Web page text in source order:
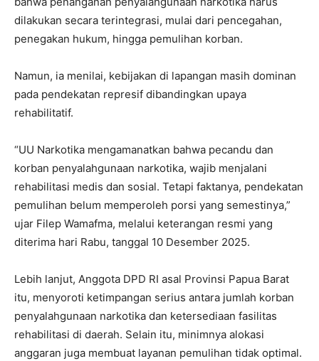
dilakukan secara terintegrasi, mulai dari pencegahan,
penegakan hukum, hingga pemulihan korban.
Namun, ia menilai, kebijakan di lapangan masih dominan
pada pendekatan represif dibandingkan upaya
rehabilitatif.
“UU Narkotika mengamanatkan bahwa pecandu dan
korban penyalahgunaan narkotika, wajib menjalani
rehabilitasi medis dan sosial. Tetapi faktanya, pendekatan
pemulihan belum memperoleh porsi yang semestinya,”
ujar Filep Wamafma, melalui keterangan resmi yang
diterima hari Rabu, tanggal 10 Desember 2025.
Lebih lanjut, Anggota DPD RI asal Provinsi Papua Barat
itu, menyoroti ketimpangan serius antara jumlah korban
penyalahgunaan narkotika dan ketersediaan fasilitas
rehabilitasi di daerah. Selain itu, minimnya alokasi
anggaran juga membuat layanan pemulihan tidak optimal.